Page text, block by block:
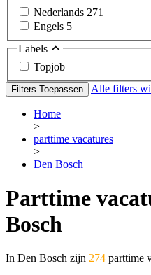
Nederlands 271
Engels 5
Labels
Topjob
Filters Toepassen Alle filters
Home
>
parttime vacatures
>
Den Bosch
Parttime
Bosch
In Den Bosch zijn 274 parttime